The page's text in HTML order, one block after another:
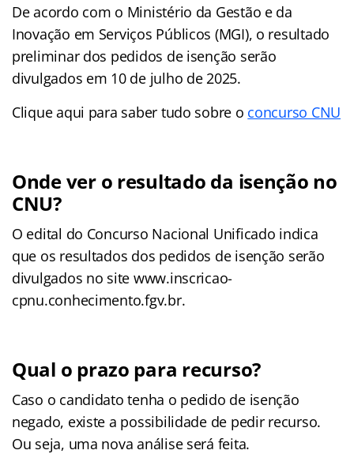
De acordo com o Ministério da Gestão e da
Inovação em Serviços Públicos (MGI), o resultado
preliminar dos pedidos de isenção serão
divulgados em 10 de julho de 2025.
Clique aqui para saber tudo sobre o concurso CNU
Onde ver o resultado da isenção no
CNU?
O edital do Concurso Nacional Unificado indica
que os resultados dos pedidos de isenção serão
divulgados no site www.inscricao-
cpnu.conhecimento.fgv.br.
Qual o prazo para recurso?
Caso o candidato tenha o pedido de isenção
negado, existe a possibilidade de pedir recurso.
Ou seja, uma nova análise será feita.